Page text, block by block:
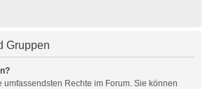
Gruppen
Rechte im Forum. Sie können